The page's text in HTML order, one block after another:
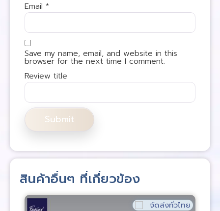
Email *
Save my name, email, and website in this
browser for the next time I comment.
Review title
สินค้าอื่นๆ ที่เกี่ยวข้อง
จัดส่งทั่วไทย